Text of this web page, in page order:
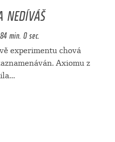
NEDÍVÁŠ
min. 0 sec.
experimentu chová
Axiomu z
...